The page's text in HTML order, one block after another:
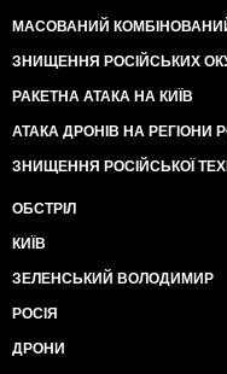
МАСОВАНИЙ
ЗНИЩЕННЯ РОСІЙСЬКИХ
РАКЕТНА АТАКА НА КИЇВ
АТАКА ДРОНІВ НА РЕГІОНИ
ЗНИЩЕННЯ РОСІЙСЬКОЇ
ОБСТРІЛ
КИЇВ
ЗЕЛЕНСЬКИЙ ВОЛОДИМИР
РОСІЯ
ДРОНИ